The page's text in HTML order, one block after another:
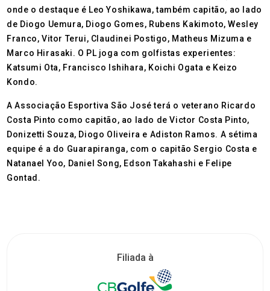
onde o destaque é Leo Yoshikawa, também capitão, ao lado
de Diogo Uemura, Diogo Gomes, Rubens Kakimoto, Wesley
Franco, Vitor Terui, Claudinei Postigo, Matheus Mizuma e
Marco Hirasaki. O PL joga com golfistas experientes:
Katsumi Ota, Francisco Ishihara, Koichi Ogata e Keizo
Kondo.
A Associação Esportiva São José terá o veterano Ricardo
Costa Pinto como capitão, ao lado de Victor Costa Pinto,
Donizetti Souza, Diogo Oliveira e Adiston Ramos. A sétima
equipe é a do Guarapiranga, com o capitão Sergio Costa e
Natanael Yoo, Daniel Song, Edson Takahashi e Felipe
Gontad.
Filiada à